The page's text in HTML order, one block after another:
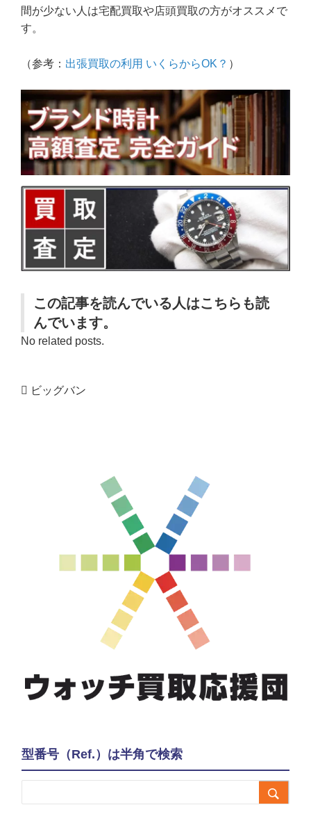
間が少ない人は宅配買取や店頭買取の方がオススメで
す。
（参考： 出張買取の利用 いくらからOK？ ）
この記事を読んでいる人はこちらも読
んでいます。
No related posts.
ビッグバン
型番号（Ref.）は半角で検索
